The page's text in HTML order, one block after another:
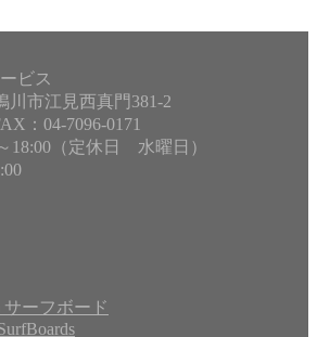
ビス
市江見西真門381-2
：04-7096-0171
18:00（定休日 水曜日）
ーフボード
SERVICE